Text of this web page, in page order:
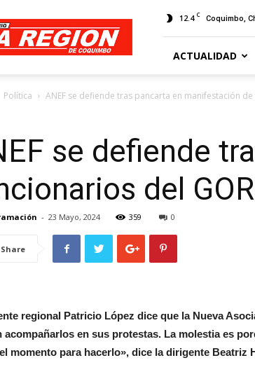
12.4 C Coquimbo,
ACTUALIDAD
Política ANEF se defiende tras pancarta en manifestación
se defiende
del
- 23 Mayo, 2024 359 0
Share
regional Patricio López dice que la Nueva
acompañarlos en sus protestas. La molestia es
momento para hacerlo», dice la dirigente Beatriz